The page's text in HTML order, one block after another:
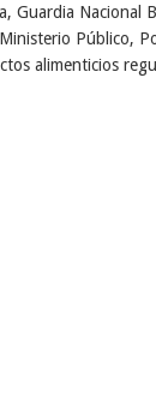
Guardia Nacional
Público,
alimenticios